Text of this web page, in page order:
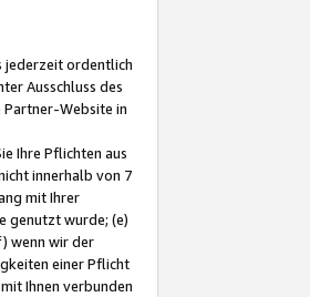
jederzeit ordentlich
Ausschluss des
Partner-Website in
Ihre Pflichten aus
innerhalb von 7
mit Ihrer
genutzt wurde; (e)
wenn wir der
einer Pflicht
Ihnen verbunden